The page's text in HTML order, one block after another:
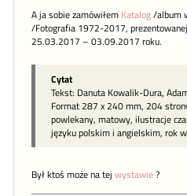
A ja sobie zamówiłem Katalog/album
/Fotografia 1972-2017,
25.03.2017 – 03.09.2017 roku.
Cytat
Tekst: Danuta Kowalik-Dura,
Format 287 x 240 mm, 204
powlekany, matowy, ilustracje
języku polskim i angielskim, rok
Był ktoś może na tej wystawie?